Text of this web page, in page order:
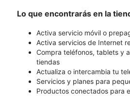
Lo que encontrarás en la
Activa servicio móvil o
Activa servicios de Internet
Compra teléfonos, tablets y
tiendas
Actualiza o intercambia tu
Servicios y planes para
Productos conectados para